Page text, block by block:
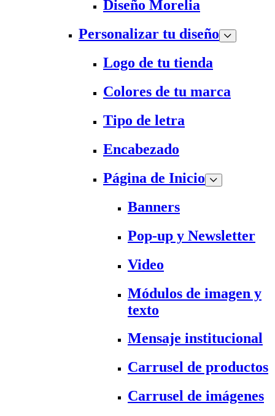
Diseño Morelia
Personalizar tu diseño
Logo de tu tienda
Colores de tu marca
Tipo de letra
Encabezado
Página de Inicio
Banners
Pop-up y Newsletter
Video
Módulos de imagen y
texto
Mensaje institucional
Carrusel de productos
Carrusel de imágenes